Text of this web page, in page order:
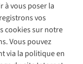
à vous poser la
vos
cookies sur notre
Vous pouvez
via la politique en